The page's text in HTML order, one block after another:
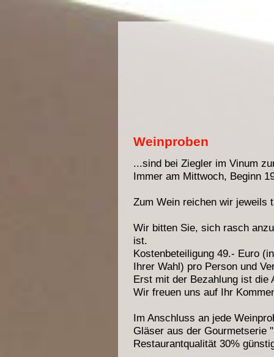
Weinproben
...sind bei Ziegler im Vinum
Immer am Mittwoch, Beginn
Zum Wein reichen wir jeweils
Wir bitten Sie, sich rasch
ist.
Kostenbeteiligung 49.- Euro
Ihrer Wahl) pro Person und
Erst mit der Bezahlung ist die
Wir freuen uns auf Ihr
Im Anschluss an jede
Gläser aus der Gourmetserie
Restaurantqualität 30%